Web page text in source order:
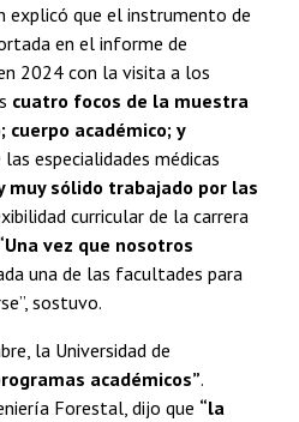
explicó que el instrumento de
en el informe de
2024 con la visita a los
cuatro focos de la muestra
académico; y
especialidades médicas
muy sólido trabajado por las
curricular de la carrera
vez que nosotros
una de las facultades para
sostuvo.
la Universidad de
académicos”.
Forestal, dijo que “la